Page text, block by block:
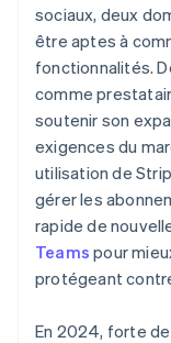
sociaux, deux
être aptes à
fonctionnalités.
comme
soutenir son
exigences du
utilisation de
gérer les
rapide de
Teams pour
protégeant
En 2024, forte